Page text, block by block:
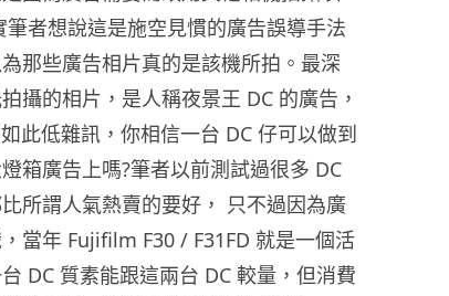
者想說這是施空見慣的廣告誤導手法
那些廣告相片真的是該機所拍。最深
攝的相片，是人稱夜景王 DC 的廣告，
此低雜訊，你相信一台 DC 仔可以做到
箱廣告上嗎?筆者以前測試過很多 DC
所謂人氣熱賣的要好， 只不過因為廣
當年 Fujifilm F30 / F31FD 就是一個活
DC 質素能跟這兩台 DC 較量，但消費